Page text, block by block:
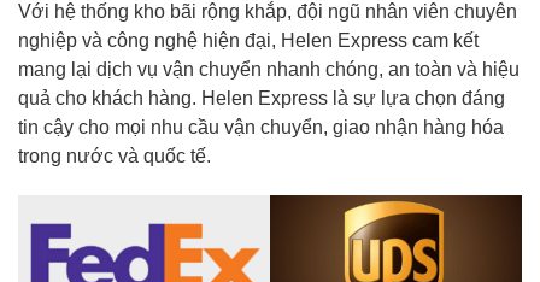
Với hệ thống kho bãi rộng khắp, đội ngũ nhân viên chuyên
nghiệp và công nghệ hiện đại, Helen Express cam kết
mang lại dịch vụ vận chuyển nhanh chóng, an toàn và hiệu
quả cho khách hàng. Helen Express là sự lựa chọn đáng
tin cậy cho mọi nhu cầu vận chuyển, giao nhận hàng hóa
trong nước và quốc tế.